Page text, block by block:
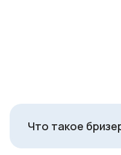
Что такое